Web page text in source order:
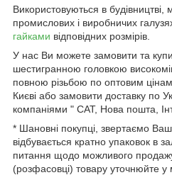
Використовуються в будівництві,
промислових і виробничих
гайками відповідних розмірів.
У нас Ви можете замовити та
шестигранною головкою
повною різьбою по оптовим
Києві або замовити доставку по
компаніями " САТ, Нова пошта,
* Шановні покупці, звертаємо
відбувається кратно упаковок в
питання щодо можливого
(розфасовці) товару уточнюйте у